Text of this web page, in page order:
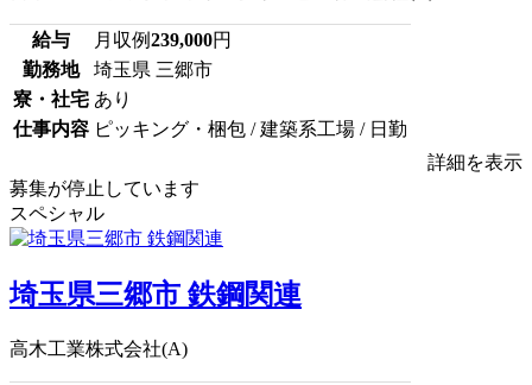
給与 月収例239,000円
勤務地
埼玉県 三郷市
寮・社宅 あり
仕事内容 ピッキング・梱包 / 建築系工場 / 日勤
詳細を表示
募集が停止しています
スペシャル
埼玉県三郷市 鉄鋼関連
高木工業株式会社(A)